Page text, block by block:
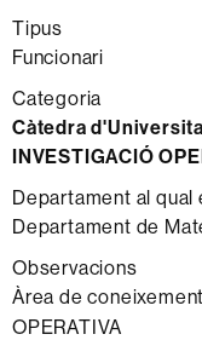
Tipus
Funcionari
Categoria
Càtedra
INVESTIGACIÓ
Departament al
Departament de
Observacions
Àrea de
OPERATIVA